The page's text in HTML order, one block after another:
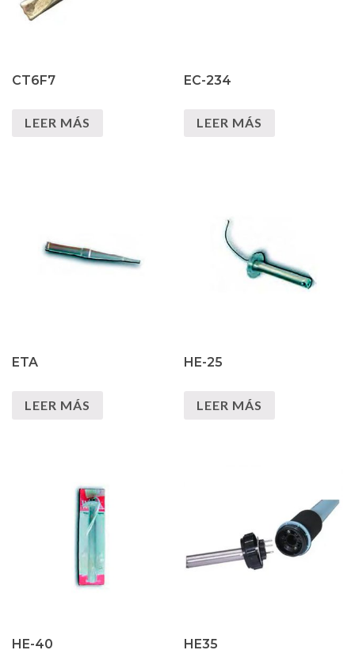
CT6F7
LEER MÁS
EC-234
LEER MÁS
ETA
LEER MÁS
HE-25
LEER MÁS
HE-40 HE35